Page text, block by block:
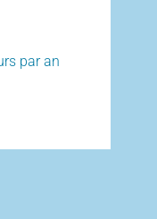
par an